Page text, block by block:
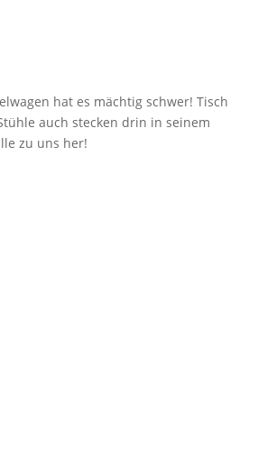
hat es mächtig schwer! Tisch
auch stecken drin in seinem
zu uns her!